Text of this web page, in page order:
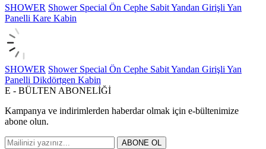
SHOWER Shower Special Ön Cephe Sabit Yandan Girişli Yan
Panelli Kare Kabin
SHOWER Shower Special Ön Cephe Sabit Yandan Girişli Yan
Panelli Dikdörtgen Kabin
E - BÜLTEN ABONELİĞİ
Kampanya ve indirimlerden haberdar olmak için e-bültenimize
abone olun.
ABONE OL